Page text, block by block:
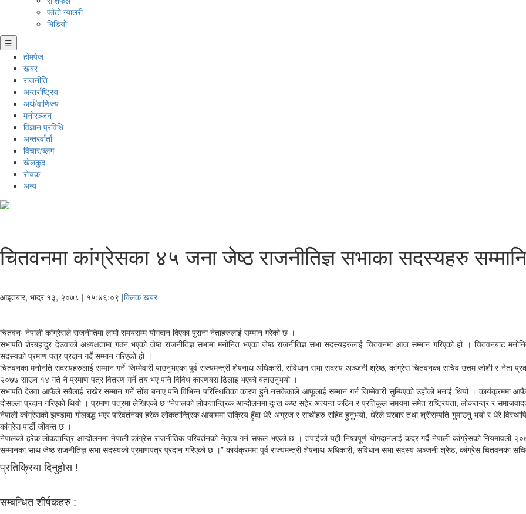
फोटो ग्यालरी
भिडियो
☰
होमपेज
खबर
राजनीति
अन्तर्राष्ट्रिय
अर्थ/वाणिज्य
मनाेरञ्जन
विज्ञान प्रविधि
अन्तरर्वार्ता
विचार/ब्लग
खेलकुद
रोचक
अन्य
चितवनमा कांग्रेसका ४५ जना जेष्ठ राजनीतिज्ञ सभाका सदस्यहरु
आइतबार, भाद्र १३, २०७८ | १५:४६:०९ |क्लिक खबर
चितवनः नेपाली कांग्रेसले राजनीतिमा लामो समयसम्म योगदान दिएका पुराना नेताहरुलाई सम्मान गरेको छ ।
सभापति शेरबहादुर देउवाको अध्यक्षतामा गठन भएको जेष्ठ राजनीतिज्ञ सभामा मनोनित भएका जेष्ठ राजनीतिज्ञ सभा सदस्यहरुलाई चितवनमा आज सम्मान गरिएको हो । चितवनबाट
सदस्यको प्रमाण पत्र प्रदान गर्दै सम्मान गरिएको हो ।
चितवनका मनोनति सदस्यहरुलाई सम्मान गर्ने जिम्मेवारी पाउनुभएका पूर्व राज्यमन्त्री शेषनाथ अधिकारी, संविधान सभा सदस्य अञ्जनी श्रेष्ठ, कांग्रेस चितवनका सचिव उत्तम जोशी र नेता
२०७७ साउन १४ गते नै प्रमाण पत्र वितरण गर्ने तय भए पनि विविध कारणबस ढिलाइ भएको बताउनुभयो ।
सभापति देउवा आफैले सबैलाई राखेर सम्मान गर्ने सोँच बनाए पनि विभिन्न परिस्थितिका कारण हुने नसकेकाले आफूलाई सम्मान गर्न जिम्मेवारी सुम्पिएको उहाँको भनाई थियो ।
दोसल्ला प्रदान गरिएको थियो । प्रमाण पत्रमा लेखिएको छ “नेपालको लोकतान्त्रिक आन्दोलनमा दुःख कष्ठ सहेर अत्यन्त कठिन र प्रतिकूल समयमा समेत राष्ट्रियता, लोकतन्त्र र
नेपाली कांग्रेसको झण्डामा गोलबद्ध भएर परिवर्तनका हरेक लोकतान्त्रिक आयाममा सक्रिय हुँदा धेरै अग्रज र साथीहरु सहिद हुनुभयो, धेरैले घरबार तथा श्रीसम्पति गुमाउनु भयो र धेरै
कांग्रेस पार्टी जीवन्त छ ।
नेपालको हरेक लोकतान्त्रि आन्दोलनमा नेपाली कांग्रेस राजनीतिक परिवर्तनको नेतृत्व गर्न सफल भएको छ । तपाईको यही निष्ठापूर्ण योगदानलाई कदर गर्दै नेपाली कांग्रेसको नियमावली
सम्मानका साथ जेष्ठ राजनीतिज्ञ सभा सदस्यको प्रमाणपत्र प्रदान गरिएको छ ।” कार्यक्रममा पूर्व राज्यमन्त्री शेषनाथ अधिकारी, संविधान सभा सदस्य अञ्जनी श्रेष्ठ, कांग्रेस चितवनका
प्रतिक्रिया दिनुहोस !
सम्बन्धित शीर्षकहरु :